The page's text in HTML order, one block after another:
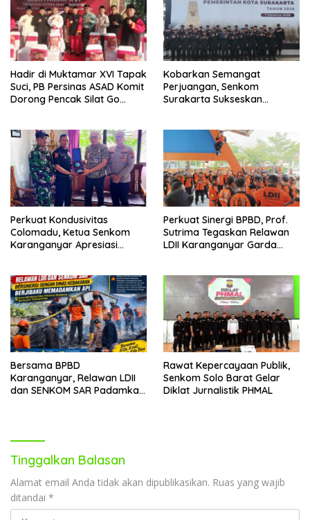
Hadir di Muktamar XVI Tapak
Suci, PB Persinas ASAD Komit
Dorong Pencak Silat Go
Kobarkan Semangat
Perjuangan, Senkom
Surakarta Sukseskan
Perkuat Kondusivitas
Colomadu, Ketua Senkom
Karanganyar Apresiasi
Perkuat Sinergi BPBD, Prof.
Sutrima Tegaskan Relawan
LDII Karanganyar Garda
Bersama BPBD
Karanganyar, Relawan LDII
dan SENKOM SAR Padamkan
Rawat Kepercayaan Publik,
Senkom Solo Barat Gelar
Diklat Jurnalistik PHMAL
Tinggalkan Balasan
Alamat email Anda tidak akan dipublikasikan. Ruas yang wajib
ditandai *